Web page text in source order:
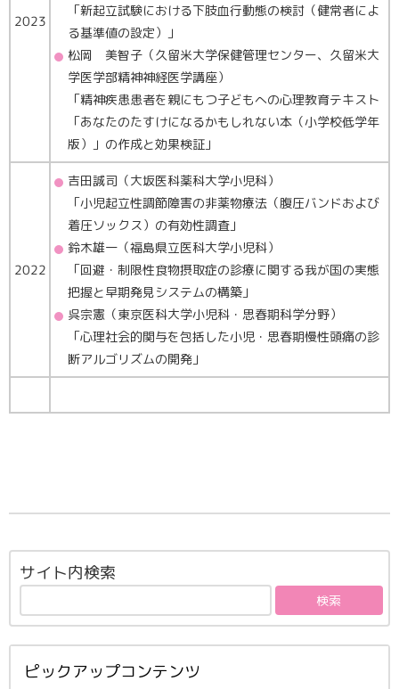
2023
「新起立試験における下肢血行動態の検討（健常者によ
る基準値の設定）」
松岡 美智子（久留米大学保健管理センター、久留米大
学医学部精神神経医学講座）
「精神疾患患者を親にもつ子どもへの心理教育テキスト
「あなたのたすけになるかもしれない本（小学校低学年
版）」の作成と効果検証」
2022
吉田誠司（大坂医科薬科大学小児科）
「小児起立性調節障害の非薬物療法（腹圧バンドおよび
着圧ソックス）の有効性調査」
鈴木雄一（福島県立医科大学小児科）
「回避・制限性食物摂取症の診療に関する我が国の実態
把握と早期発見システムの構築」
呉宗憲（東京医科大学小児科・思春期科学分野）
「心理社会的関与を包括した小児・思春期慢性頭痛の診
断アルゴリズムの開発」
サイト内検索
ピックアップコンテンツ